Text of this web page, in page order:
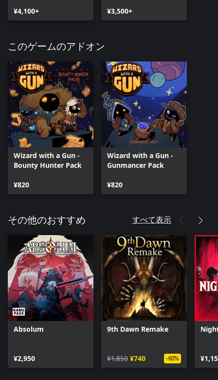
¥4,100+ ¥3,500+
このゲームのアドオン
Wizard with a Gun -
Bounty Hunter Pack
¥820
Wizard with a Gun -
Gunmancer Pack
¥820
その他のおすすめ すべて表示
Absolum
¥2,950
9th Dawn Remake
¥1,850 ¥740 -60%